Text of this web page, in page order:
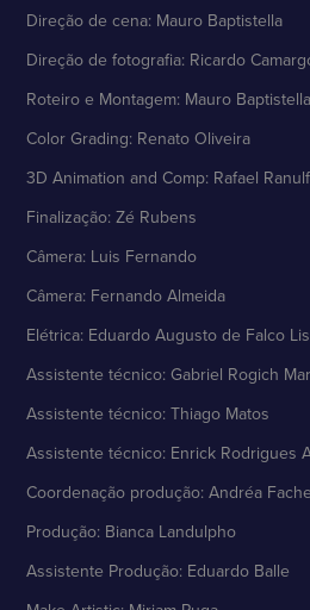
Direção de cena: Mauro Baptistella
Direção de fotografia: Ricardo
Roteiro e Montagem: Mauro Baptistella
Color Grading: Renato Oliveira
3D Animation and Comp: Rafael
Finalização: Zé Rubens
Câmera: Luis Fernando
Câmera: Fernando Almeida
Elétrica: Eduardo Augusto de Falco
Assistente técnico: Gabriel Rogich
Assistente técnico: Thiago Matos
Assistente técnico: Enrick Rodrigues
Coordenação produção: Andréa
Produção: Bianca Landulpho
Assistente Produção: Eduardo Balle